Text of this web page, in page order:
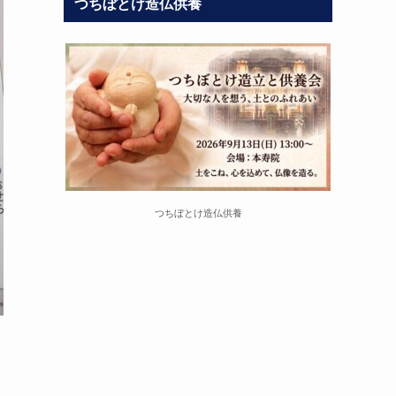
つちぼとけ造仏供養
つちぼとけ造仏供養